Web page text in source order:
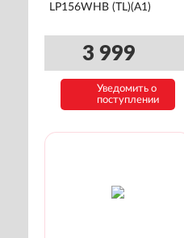
LP156WHB (TL)(A1)
3 999
Уведомить о
поступлении